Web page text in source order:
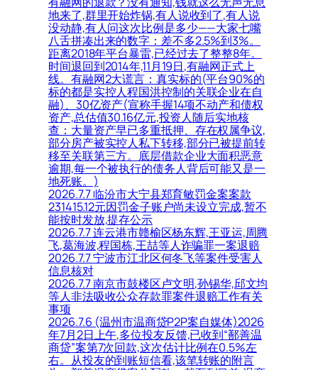
地来了,群里开始炸锅,有人说收到了,有人说
没动静,有人问这次比例是多少——大家七嘴
八舌拼凑出来的数字：差不多2.5%到3%。
距离2018年平台暴雷,已经过去了整整8年。
时间退回到2014年,11月19日,有融网正式上
线。有融网2大谎言：真实标的(平台90%的
标的都是实控人程国洪控制的关联企业在自
融)、30亿资产(宣称手握14项不动产和债权
资产,总估值30.16亿元,投资人随后实地核
查：大量资产早已多重抵押、存在权属争议,
部分房产被实控人私下转移,部分已被提前转
移至关联第三方。底层借款企业大面积恶意
逾期,每一个被执行的债务人背后可能又是一
地死账。)
2026.7.7 临汾市大宁县郑育敏罚金案案款
231415.12元因罚金子账户尚未设立完成,暂不
能按时发放,提存公示
2026.7.7 连云港市赣榆区杨东辉,王亚运,周腾
飞,葛海波,程国栋,王喆等人诈骗罪一案退赔
2026.7.7 宁波市江北区何冬飞等案件受害人
信息核对
2026.7.7 南京市鼓楼区卢文明,孙锡华,邱文均
等人非法吸收公众存款罪案件退赔工作有关
事项
2026.7.6 (温州市温商贷P2P案自媒体)2026
年7月2日上午,多位投友反馈,已收到“鄯善温
商贷”案第7次回款,这次估计比例在0.5%左
右。从投友的到账短信看,该笔转账的附言